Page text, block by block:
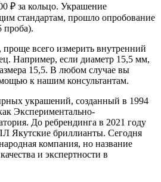
₽ за кольцо. Украшение
стандартам, прошло опробование
проба).
проще всего измерить внутренний
Например, если диаметр 15,5 мм,
15,5. В любом случае вы
к нашим консультантам.
украшений, созданный в 1994
Экспериментально-
До ребрендинга в 2021 году
Якутские бриллианты. Сегодня
компания, но название
и экспертности в